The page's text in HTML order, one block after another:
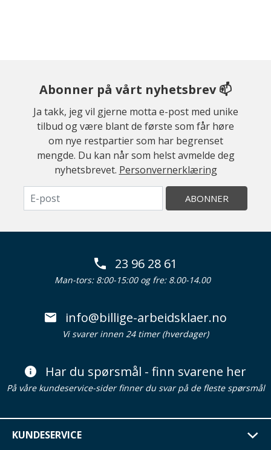
Abonner på vårt nyhetsbrev 📫
Ja takk, jeg vil gjerne motta e-post med unike
tilbud og være blant de første som får høre
om nye restpartier som har begrenset
mengde. Du kan når som helst avmelde deg
nyhetsbrevet. Personvernerklæring
ABONNER
23 96 28 61
Man-tors: 8:00-15:00 og fre: 8.00-14.00
info@billige-arbeidsklaer.no
Vi svarer innen 24 timer (hverdager)
Har du spørsmål - finn svarene her
På våre kundeservice-sider finner du svar på de fleste spørsmål
KUNDESERVICE